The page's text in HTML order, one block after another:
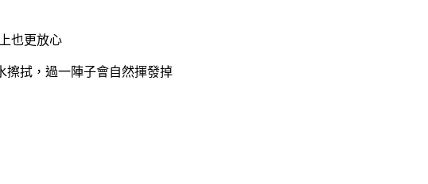
也更放心
擦拭，過一陣子會自然揮發掉